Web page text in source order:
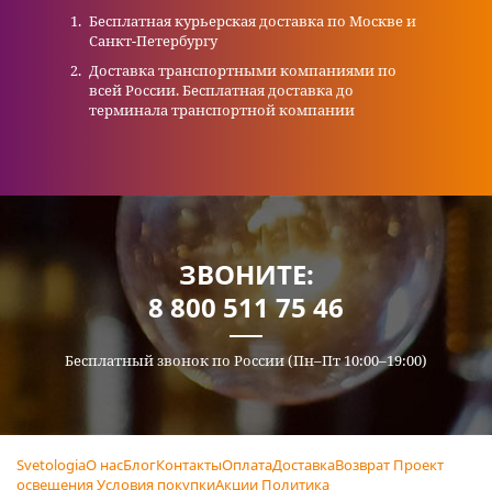
Бесплатная курьерская доставка по Москве и
Санкт-Петербургу
Доставка транспортными компаниями по
всей России. Бесплатная доставка до
терминала транспортной компании
ЗВОНИТЕ:
8 800 511 75 46
Бесплатный звонок по России (Пн–Пт 10:00–19:00)
SvetologiaО насБлогКонтактыОплатаДоставкаВозврат Проект
освещенияУсловия покупкиАкции Политика